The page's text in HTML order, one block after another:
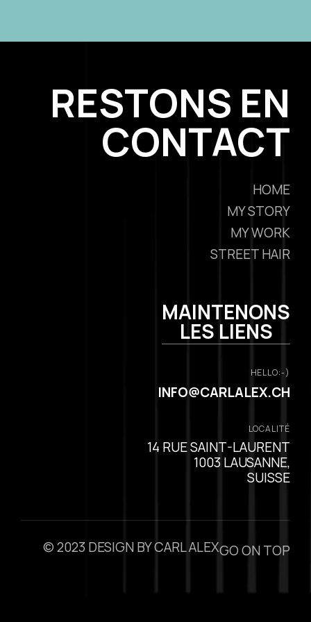
RESTONS EN
CONTACT
HOME
MY STORY
MY WORK
STREET HAIR
MAINTENONS
LES LIENS
HELLO:-)
INFO@CARLALEX.CH
LOCALITÉ
14 RUE SAINT-LAURENT
1003 LAUSANNE,
SUISSE
© 2023 DESIGN BY CARL ALEXGO ON TOP